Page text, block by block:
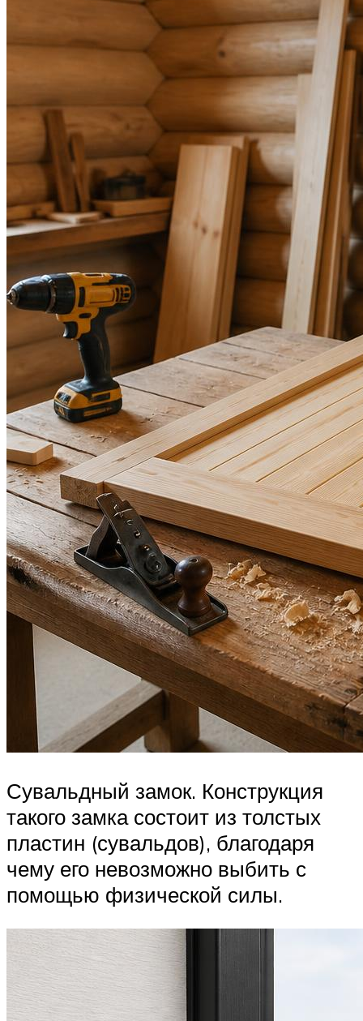
Сувальдный замок. Конструкция
такого замка состоит из толстых
пластин (сувальдов), благодаря
чему его невозможно выбить с
помощью физической силы.